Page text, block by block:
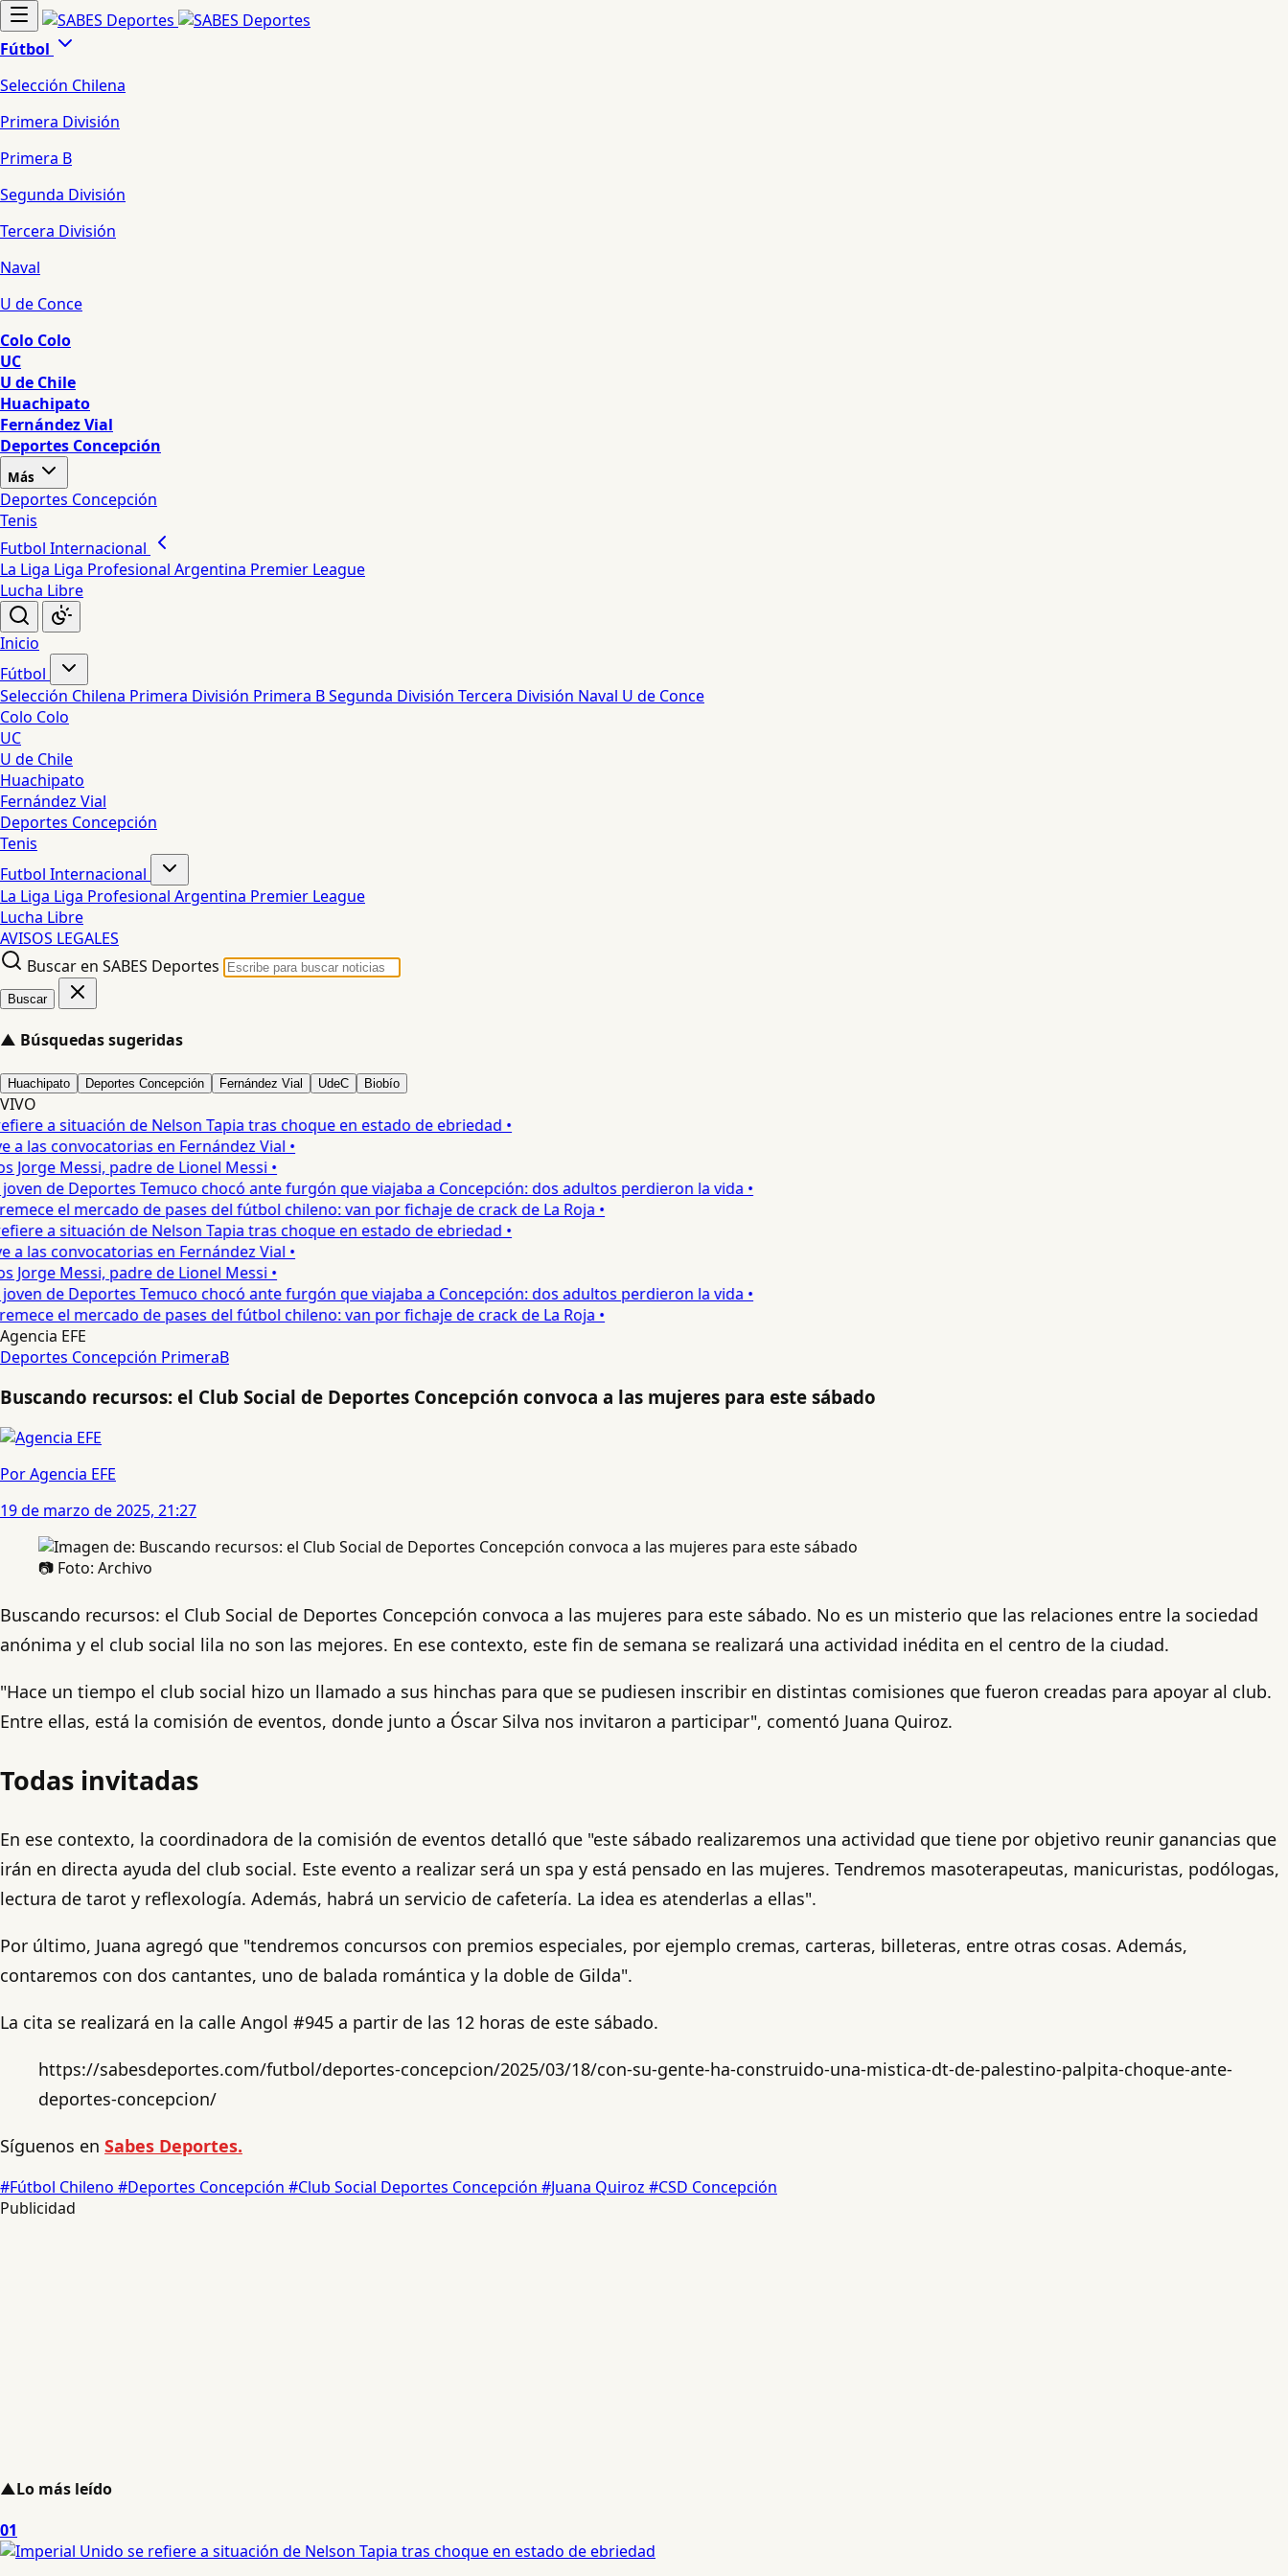
Fútbol
Selección Chilena
Primera División
Primera B
Segunda División
Tercera División
Naval
U de Conce
Colo Colo
UC
U de Chile
Huachipato
Fernández Vial
Deportes Concepción
Más
Deportes Concepción
Tenis
Futbol Internacional
La Liga Liga Profesional Argentina Premier League
Lucha Libre
Inicio
Fútbol
Selección Chilena Primera División Primera BSegunda División Tercera División Naval U de Conce
Colo Colo
UC
U de Chile
Huachipato
Fernández Vial
Deportes Concepción
Tenis
Futbol Internacional
La Liga Liga Profesional Argentina Premier League
Lucha Libre
AVISOS LEGALES
Buscar en SABES Deportes
Buscar
▲ Búsquedas sugeridas
Huachipato Deportes Concepción Fernández Vial UdeC Biobío
VIVO
a situación de Nelson Tapia tras choque en estado de ebriedad •
las convocatorias en Fernández Vial •
Messi, padre de Lionel Messi •
de Deportes Temuco chocó ante furgón que viajaba a Concepción: dos adultos perdieron la vida •
el mercado de pases del fútbol chileno: van por fichaje de crack de La Roja •
a situación de Nelson Tapia tras choque en estado de ebriedad •
las convocatorias en Fernández Vial •
Messi, padre de Lionel Messi •
de Deportes Temuco chocó ante furgón que viajaba a Concepción: dos adultos perdieron la vida •
el mercado de pases del fútbol chileno: van por fichaje de crack de La Roja •
Agencia EFE
Deportes Concepción PrimeraB
Buscando recursos: el Club Social de Deportes Concepción convoca a las mujeres para este sábado
Por Agencia EFE
19 de marzo de 2025, 21:27
📷 Foto: Archivo
Buscando recursos: el Club Social de Deportes Concepción convoca a las mujeres para este sábado. No es un misterio que las relaciones entre la sociedad
anónima y el club social lila no son las mejores. En ese contexto, este fin de semana se realizará una actividad inédita en el centro de la ciudad.
"Hace un tiempo el club social hizo un llamado a sus hinchas para que se pudiesen inscribir en distintas comisiones que fueron creadas para apoyar al club.
Entre ellas, está la comisión de eventos, donde junto a Óscar Silva nos invitaron a participar", comentó Juana Quiroz.
Todas invitadas
En ese contexto, la coordinadora de la comisión de eventos detalló que "este sábado realizaremos una actividad que tiene por objetivo reunir ganancias que
irán en directa ayuda del club social. Este evento a realizar será un spa y está pensado en las mujeres. Tendremos masoterapeutas, manicuristas, podólogas,
lectura de tarot y reflexología. Además, habrá un servicio de cafetería. La idea es atenderlas a ellas".
Por último, Juana agregó que "tendremos concursos con premios especiales, por ejemplo cremas, carteras, billeteras, entre otras cosas. Además,
contaremos con dos cantantes, uno de balada romántica y la doble de Gilda".
La cita se realizará en la calle Angol #945 a partir de las 12 horas de este sábado.
https://sabesdeportes.com/futbol/deportes-concepcion/2025/03/18/con-su-gente-ha-construido-una-mistica-dt-de-palestino-palpita-choque-ante-
deportes-concepcion/
Síguenos en Sabes Deportes.
#Fútbol Chileno #Deportes Concepción #Club Social Deportes Concepción #Juana Quiroz #CSD Concepción
Publicidad
▲Lo más leído
01